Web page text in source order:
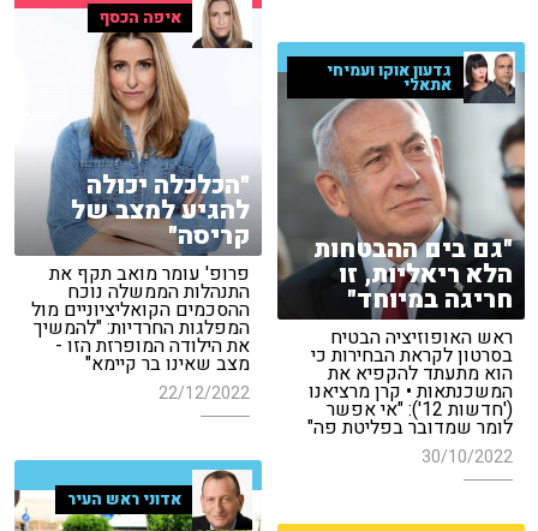
איפה הכסף
"הכלכלה יכולה
להגיע למצב של
קריסה"
פרופ' עומר מואב תקף את
התנהלות הממשלה נוכח
ההסכמים הקואליציוניים מול
המפלגות החרדיות: "להמשיך
את הילודה המופרזת הזו -
מצב שאינו בר קיימא"
22/12/2022
גדעון אוקו ועמיחי
אתאלי
"גם בים ההבטחות
הלא ריאליות, זו
חריגה במיוחד"
ראש האופוזיציה הבטיח
בסרטון לקראת הבחירות כי
הוא מתעתד להקפיא את
המשכנתאות • קרן מרציאנו
('חדשות 12'): "אי אפשר
לומר שמדובר בפליטת פה"
30/10/2022
אדוני ראש העיר